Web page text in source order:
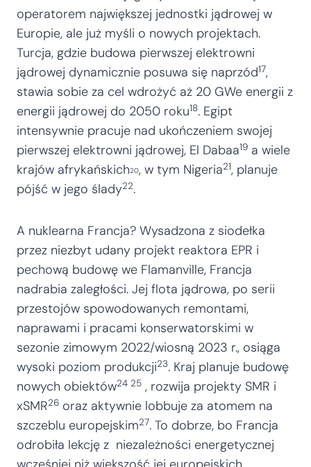
operatorem największej jednostki jądrowej w
Europie, ale już myśli o nowych projektach.
Turcja, gdzie budowa pierwszej elektrowni
jądrowej dynamicznie posuwa się naprzód17,
stawia sobie za cel wdrożyć aż 20 GWe energii z
energii jądrowej do 2050 roku18. Egipt
intensywnie pracuje nad ukończeniem swojej
pierwszej elektrowni jądrowej, El Dabaa19 a wiele
krajów afrykańskich20, w tym Nigeria21, planuje
pójść w jego ślady22.
A nuklearna Francja? Wysadzona z siodełka
przez niezbyt udany projekt reaktora EPR i
pechową budowę we Flamanville, Francja
nadrabia zaległości. Jej flota jądrowa, po serii
przestojów spowodowanych remontami,
naprawami i pracami konserwatorskimi w
sezonie zimowym 2022/wiosną 2023 r., osiąga
wysoki poziom produkcji23. Kraj planuje budowę
nowych obiektów24 25 , rozwija projekty SMR i
xSMR26 oraz aktywnie lobbuje za atomem na
szczeblu europejskim27. To dobrze, bo Francja
odrobiła lekcję z niezależności energetycznej